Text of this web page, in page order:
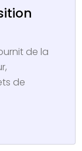
de la
de